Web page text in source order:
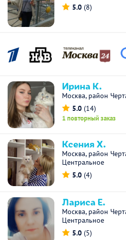
5.0 (8)
Ирина К.
Москва, район
5.0 (14)
1 повторный заказ
Ксения Х.
Москва, район
Центральное
5.0 (4)
Лариса Е.
Москва, район
Центральное
5.0 (5)